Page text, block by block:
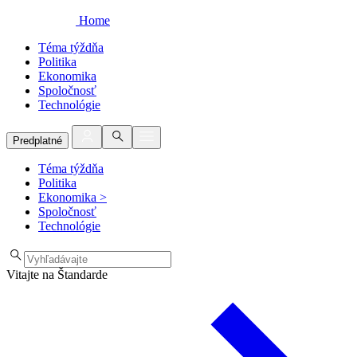
Home
Téma týždňa
Politika
Ekonomika
Spoločnosť
Technológie
Predplatné
Téma týždňa
Politika
Ekonomika >
Spoločnosť
Technológie
Vitajte na Štandarde